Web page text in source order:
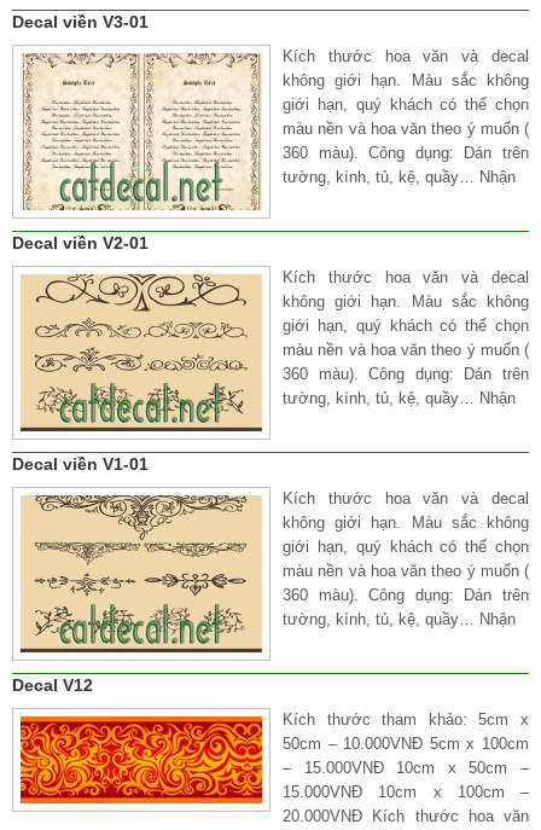
Decal viền V3-01
Kích thước hoa văn và decal
không giới hạn. Màu sắc không
giới hạn, quý khách có thể chọn
màu nền và hoa văn theo ý muốn (
360 màu). Công dụng: Dán trên
tường, kính, tủ, kệ, quầy… Nhận
Decal viền V2-01
Kích thước hoa văn và decal
không giới hạn. Màu sắc không
giới hạn, quý khách có thể chọn
màu nền và hoa văn theo ý muốn (
360 màu). Công dụng: Dán trên
tường, kính, tủ, kệ, quầy… Nhận
Decal viền V1-01
Kích thước hoa văn và decal
không giới hạn. Màu sắc không
giới hạn, quý khách có thể chọn
màu nền và hoa văn theo ý muốn (
360 màu). Công dụng: Dán trên
tường, kính, tủ, kệ, quầy… Nhận
Decal V12
Kích thước tham khảo: 5cm x
50cm – 10.000VNĐ 5cm x 100cm
– 15.000VNĐ 10cm x 50cm –
15.000VNĐ 10cm x 100cm –
20.000VNĐ Kích thước hoa văn